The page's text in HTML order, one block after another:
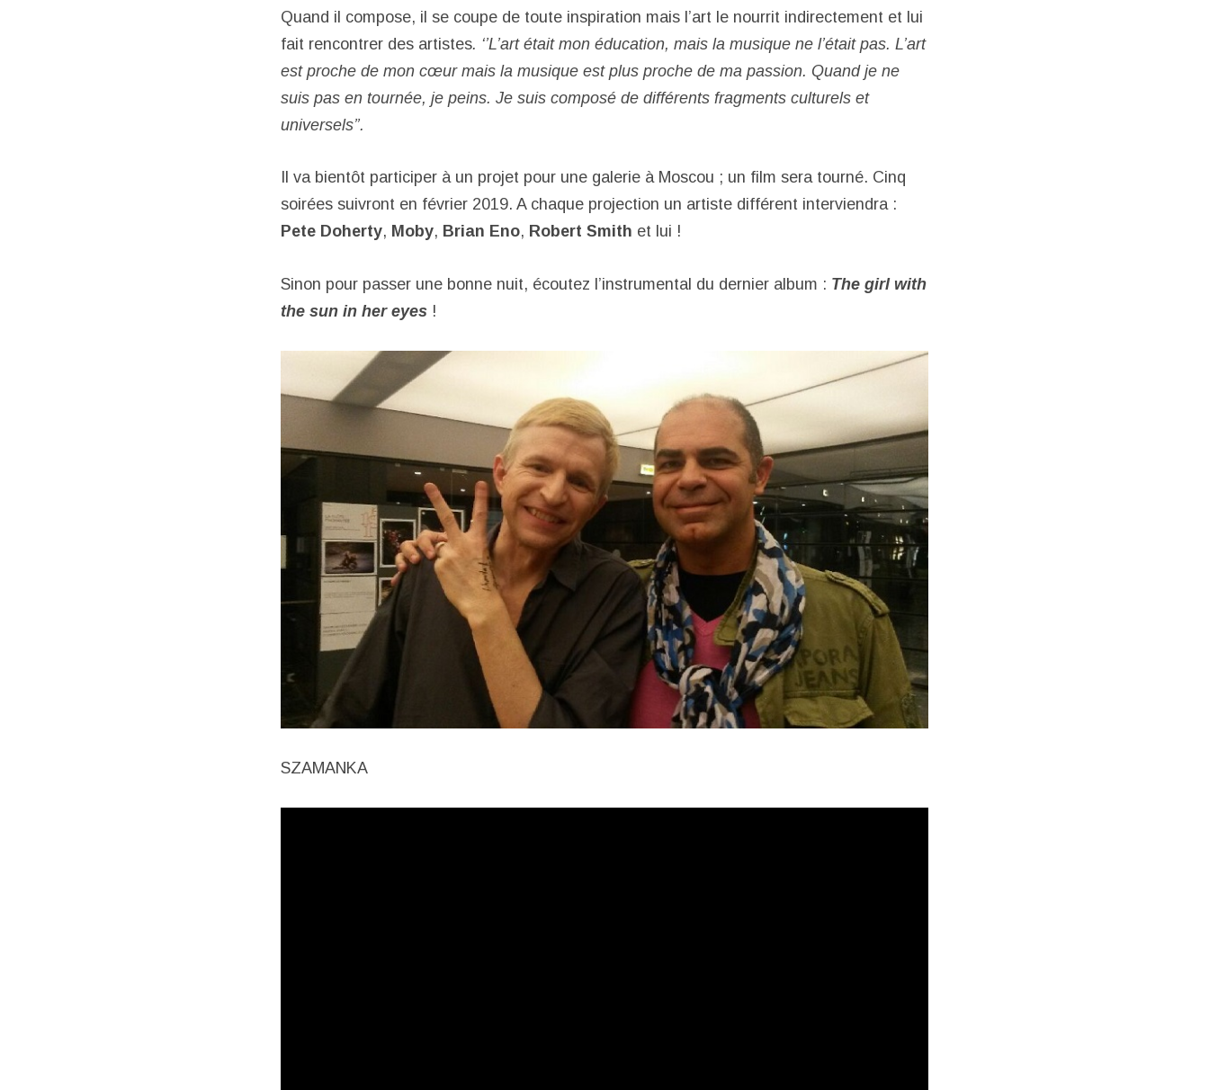
Quand il compose, il se coupe de toute inspiration mais l’art le nourrit indirectement et lui
fait rencontrer des artistes. ‘’L’art était mon éducation, mais la musique ne l’était pas. L’art
est proche de mon cœur mais la musique est plus proche de ma passion. Quand je ne
suis pas en tournée, je peins. Je suis composé de différents fragments culturels et
universels’’.
Il va bientôt participer à un projet pour une galerie à Moscou ; un film sera tourné. Cinq
soirées suivront en février 2019. A chaque projection un artiste différent interviendra :
Pete Doherty, Moby, Brian Eno, Robert Smith et lui !
Sinon pour passer une bonne nuit, écoutez l’instrumental du dernier album : The girl with
the sun in her eyes !
SZAMANKA